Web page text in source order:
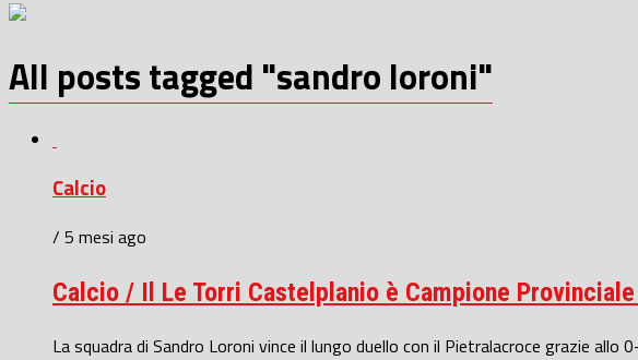
All posts tagged "sandro loroni"
Calcio
/ 5 mesi ago
Calcio / Il Le Torri Castelplanio è Campione
La squadra di Sandro Loroni vince il lungo duello con il Pietralacroce grazie allo